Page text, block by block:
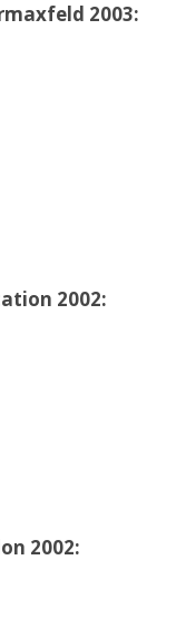
2003:
2002:
2002: